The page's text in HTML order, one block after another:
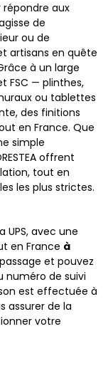
répondre aux
de
ou de
artisans en quête
à un large
FSC — plinthes,
ou tablettes
des finitions
en France. Que
simple
offrent
tout en
les plus strictes.
UPS, avec une
en France à
et pouvez
numéro de suivi
est effectuée à
assurer de la
votre